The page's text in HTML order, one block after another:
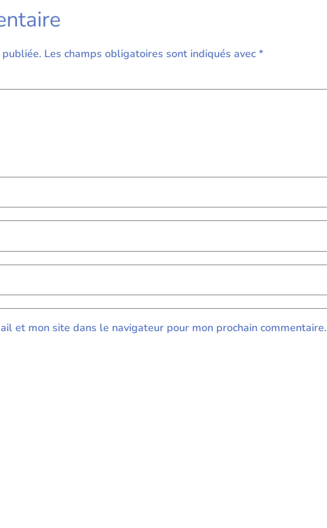
Les champs obligatoires sont indiqués avec*
et mon site dans le navigateur pour mon prochain commentaire.